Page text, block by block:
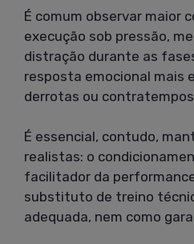
É comum observar maior
execução sob pressão,
distração durante as
resposta emocional mais
derrotas ou
É essencial, contudo,
realistas: o
facilitador da
substituto de treino
adequada, nem como